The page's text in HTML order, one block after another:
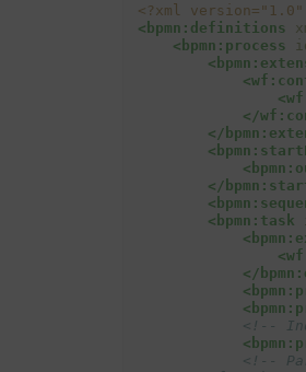
<?xml version="1.0"
<bpmn:definitions
<bpmn:process
</
</
</
<bpmn:task
</
<!--
<!--